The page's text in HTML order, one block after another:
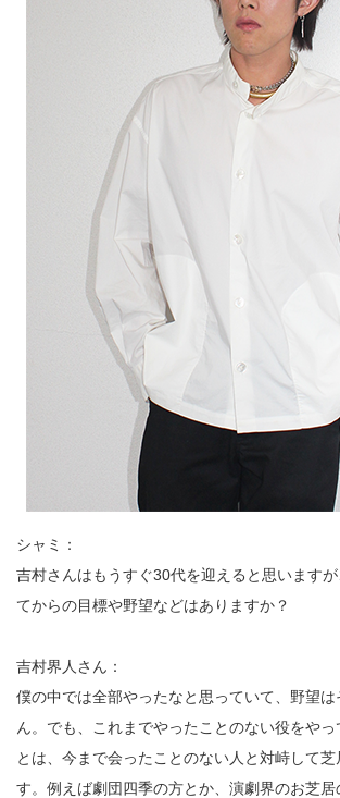
シャミ：
吉村さんはもうすぐ30代を迎えると思います
てからの目標や野望などはありますか？
吉村界人さん：
僕の中では全部やったなと思っていて、野望
ん。でも、これまでやったことのない役をや
とは、今まで会ったことのない人と対峙して
す。例えば劇団四季の方とか、演劇界のお芝